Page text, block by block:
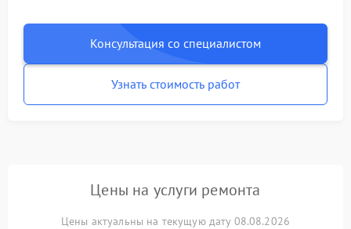
Консультация со специалистом
Узнать стоимость работ
Цены на услуги ремонта
Цены актуальны на текущую дату 08.08.2026